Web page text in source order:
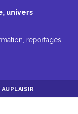
univers
reportages